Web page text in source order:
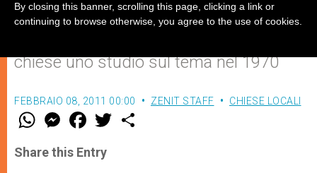
chiese uno studio sul tema nel 1970
FEBBRAIO 08, 2011 00:00 ZENIT STAFF CHIESE LOCALI
W
t
s
M
e
s
e
F
a
e
b
w
Share this Entry
By closing this banner, scrolling this page, clicking a link or
continuing to browse otherwise, you agree to the use of cookies.